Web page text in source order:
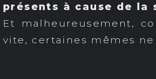
présents à cause de la
Et malheureusement,
vite, certaines mêmes